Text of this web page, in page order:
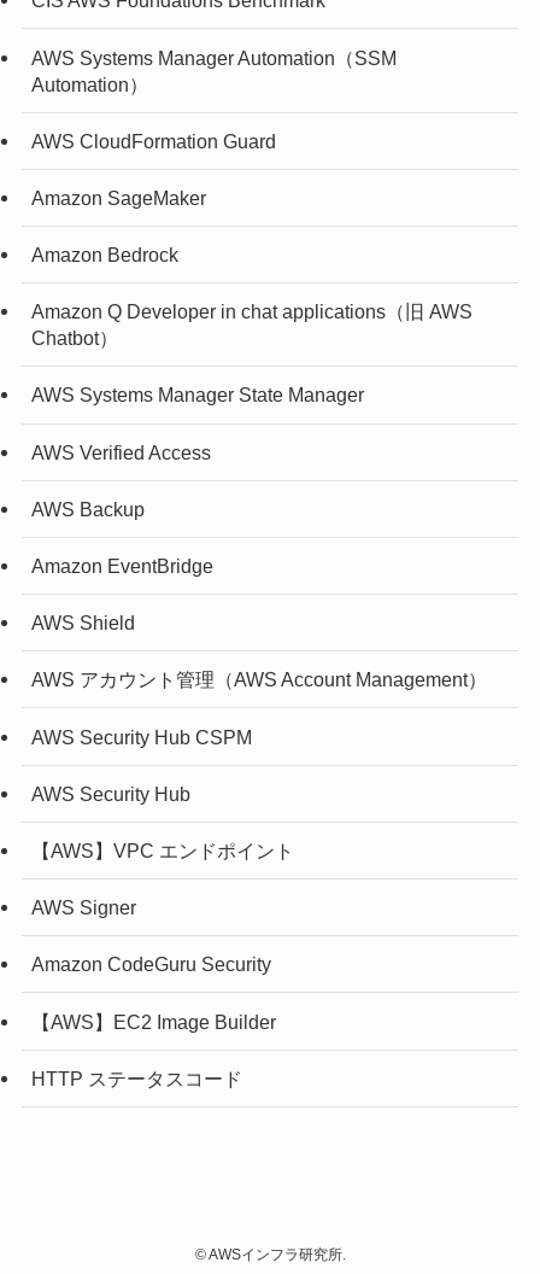
AWS Systems Manager Automation（SSM
Automation）
AWS CloudFormation Guard
Amazon SageMaker
Amazon Bedrock
Amazon Q Developer in chat applications（旧 AWS
Chatbot）
AWS Systems Manager State Manager
AWS Verified Access
AWS Backup
Amazon EventBridge
AWS Shield
AWS アカウント管理（AWS Account Management）
AWS Security Hub CSPM
AWS Security Hub
【AWS】VPC エンドポイント
AWS Signer
Amazon CodeGuru Security
【AWS】EC2 Image Builder
HTTP ステータスコード
©AWSインフラ研究所.